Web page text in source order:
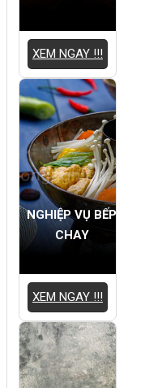
XEM NGAY !!!
NGHIỆP VỤ BẾP
CHAY
XEM NGAY !!!